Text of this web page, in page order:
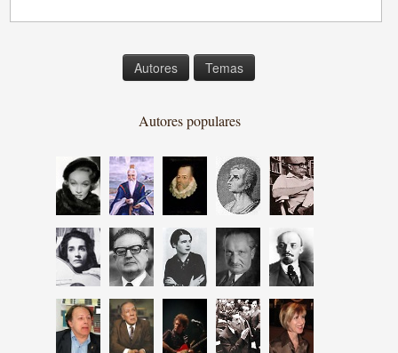
Autores Temas
Autores populares